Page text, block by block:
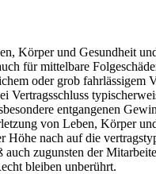
Körper und Gesundheit
für mittelbare
oder grob
entgangenen
von Leben, Körper
nach auf die
zugunsten der
bleiben unberührt.